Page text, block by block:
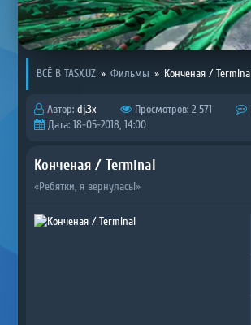
ВСЁ В TASX.UZ » Фильмы » Конченая / Terminal
Автор: dj.3x Просмотров: 2 571
Дата: 18-05-2018, 14:00
Конченая / Terminal
«Ребятки, я вернулась!»